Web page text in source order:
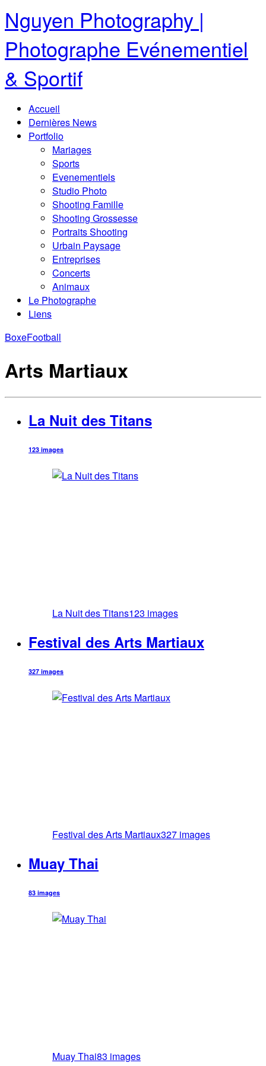
Nguyen Photography |
Photographe Evénementiel
& Sportif
Accueil
Dernières News
Portfolio
Mariages
Sports
Evenementiels
Studio Photo
Shooting Famille
Shooting Grossesse
Portraits Shooting
Urbain Paysage
Entreprises
Concerts
Animaux
Le Photographe
Liens
BoxeFootball
Arts Martiaux
La Nuit des Titans
123 images
La Nuit des Titans123 images
Festival des Arts Martiaux
327 images
Festival des Arts Martiaux327 images
Muay Thai
83 images
Muay Thai83 images